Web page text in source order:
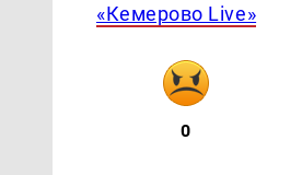
«Кемерово Live»
0